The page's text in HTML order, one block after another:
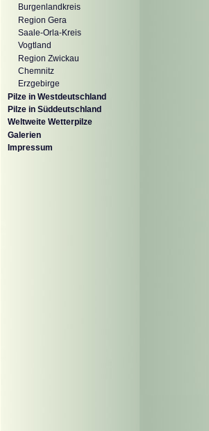
Burgenlandkreis
Region Gera
Saale-Orla-Kreis
Vogtland
Region Zwickau
Chemnitz
Erzgebirge
Pilze in Westdeutschland
Pilze in Süddeutschland
Weltweite Wetterpilze
Galerien
Impressum